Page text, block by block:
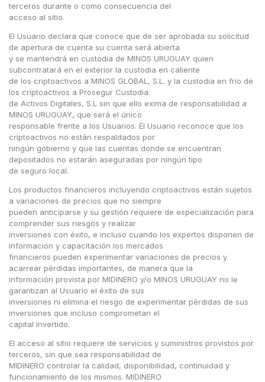
Consultá
tu
número
de
cuenta
Tipo
de
tarjeta*
País
documento
Número de
documento*
terceros durante o como consecuencia del
acceso al sitio.
El Usuario declara que conoce que de ser aprobada su solicitud
de apertura de cuenta su cuenta será abierta
y se mantendrá en custodia de MINOS URUGUAY quien
subcontratará en el exterior la custodia en caliente
de los criptoactivos a MINOS GLOBAL, S.L. y la custodia en frío de
los criptoactivos a Prosegur Custodia
de Activos Digitales, S.L sin que ello exima de responsabilidad a
MINOS URUGUAY, que será el único
responsable frente a los Usuarios. El Usuario reconoce que los
criptoactivos no están respaldados por
ningún gobierno y que las cuentas donde se encuentran
depositados no estarán aseguradas por ningún tipo
de seguro local.
Los productos financieros incluyendo criptoactivos están sujetos
a variaciones de precios que no siempre
pueden anticiparse y su gestión requiere de especialización para
comprender sus riesgos y realizar
inversiones con éxito, e incluso cuando los expertos disponen de
información y capacitación los mercados
financieros pueden experimentar variaciones de precios y
acarrear pérdidas importantes, de manera que la
información provista por MIDINERO y/o MINOS URUGUAY no le
garantizan al Usuario el éxito de sus
inversiones ni elimina el riesgo de experimentar pérdidas de sus
inversiones que incluso comprometan el
capital invertido.
El acceso al sitio requiere de servicios y suministros provistos por
terceros, sin que sea responsabilidad de
MIDINERO controlar la calidad, disponibilidad, continuidad y
funcionamiento de los mismos. MIDINERO